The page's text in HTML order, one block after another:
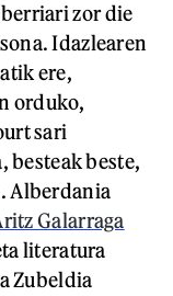
zor die
Idazlearen
ere,
orduko,
sari
besteak beste,
Alberdania
Galarraga
literatura
Zubeldia